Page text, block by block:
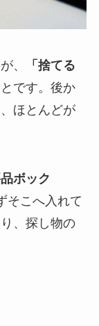
、
「捨てる
です。後か
ほとんどが
ボック
そこへ入れて
、探し物の